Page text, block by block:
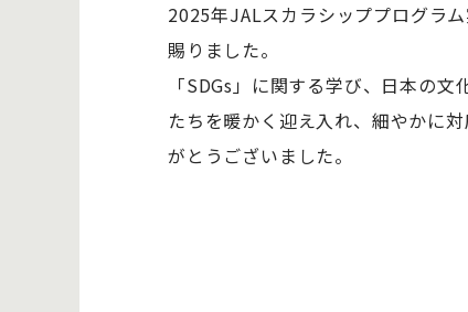
2025年JALスカラシッププログラ
賜りました。
「SDGs」に関する学び、日本の
たちを暖かく迎え入れ、細やかに
がとうございました。